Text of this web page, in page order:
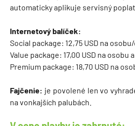
automaticky aplikuje servisný
Internetový balíček:
Social package: 12,75 USD na
Value package: 17,00 USD na osobu
Premium package: 18,70 USD na
Fajčenie: je povolené len vo
na vonkajších palubách.